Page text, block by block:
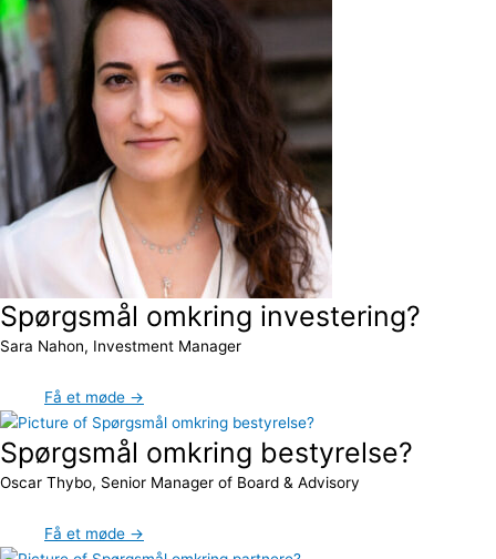
Spørgsmål omkring investering?
Sara Nahon, Investment Manager
Få et møde →
Spørgsmål omkring bestyrelse?
Oscar Thybo, Senior Manager of Board & Advisory
Få et møde →